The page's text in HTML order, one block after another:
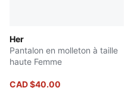
Her
Pantalon en molleton à taille
haute Femme
CAD $40.00